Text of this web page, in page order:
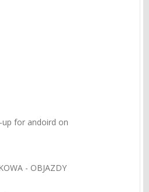
for andoird on
- OBJAZDY